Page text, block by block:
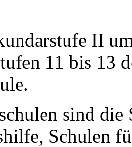
II
11 bis 13
sind
Schulen